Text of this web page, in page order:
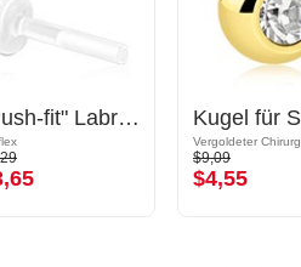
"Push-fit" Labret-Stab ohne Gewinde (Bioflex, mehrere Farben)
$9,09
$4,55